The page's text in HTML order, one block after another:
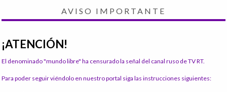
AVISO IMPORTANTE
¡ATENCIÓN!
El denominado "mundo libre" ha censurado la señal del canal ruso de TV RT.
Para poder seguir viéndolo en nuestro portal siga las instrucciones siguientes: